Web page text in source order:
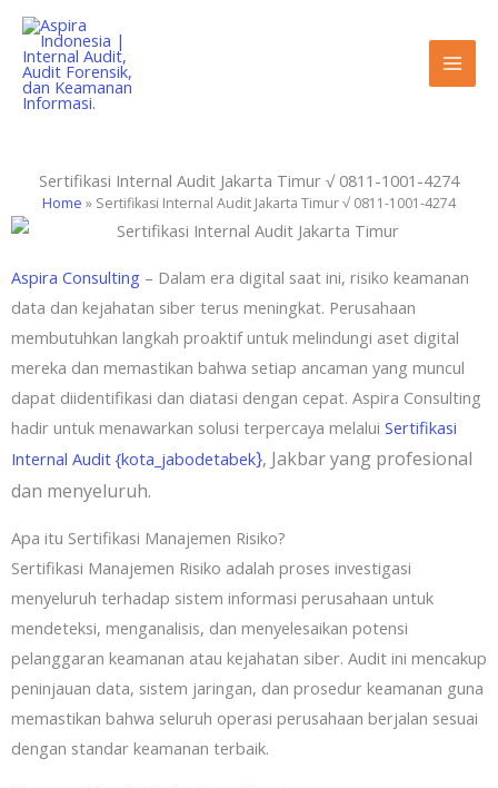
Lewati
konten
Sertifikasi Internal Audit Jakarta Timur √ 0811-1001-4274
Home » Sertifikasi Internal Audit Jakarta Timur √ 0811-1001-4274
Aspira Consulting – Dalam era digital saat ini, risiko keamanan
data dan kejahatan siber terus meningkat. Perusahaan
membutuhkan langkah proaktif untuk melindungi aset digital
mereka dan memastikan bahwa setiap ancaman yang muncul
dapat diidentifikasi dan diatasi dengan cepat. Aspira Consulting
hadir untuk menawarkan solusi terpercaya melalui Sertifikasi
Internal Audit {kota_jabodetabek}, Jakbar yang profesional
dan menyeluruh.
Apa itu Sertifikasi Manajemen Risiko?
Sertifikasi Manajemen Risiko adalah proses investigasi
menyeluruh terhadap sistem informasi perusahaan untuk
mendeteksi, menganalisis, dan menyelesaikan potensi
pelanggaran keamanan atau kejahatan siber. Audit ini mencakup
peninjauan data, sistem jaringan, dan prosedur keamanan guna
memastikan bahwa seluruh operasi perusahaan berjalan sesuai
dengan standar keamanan terbaik.